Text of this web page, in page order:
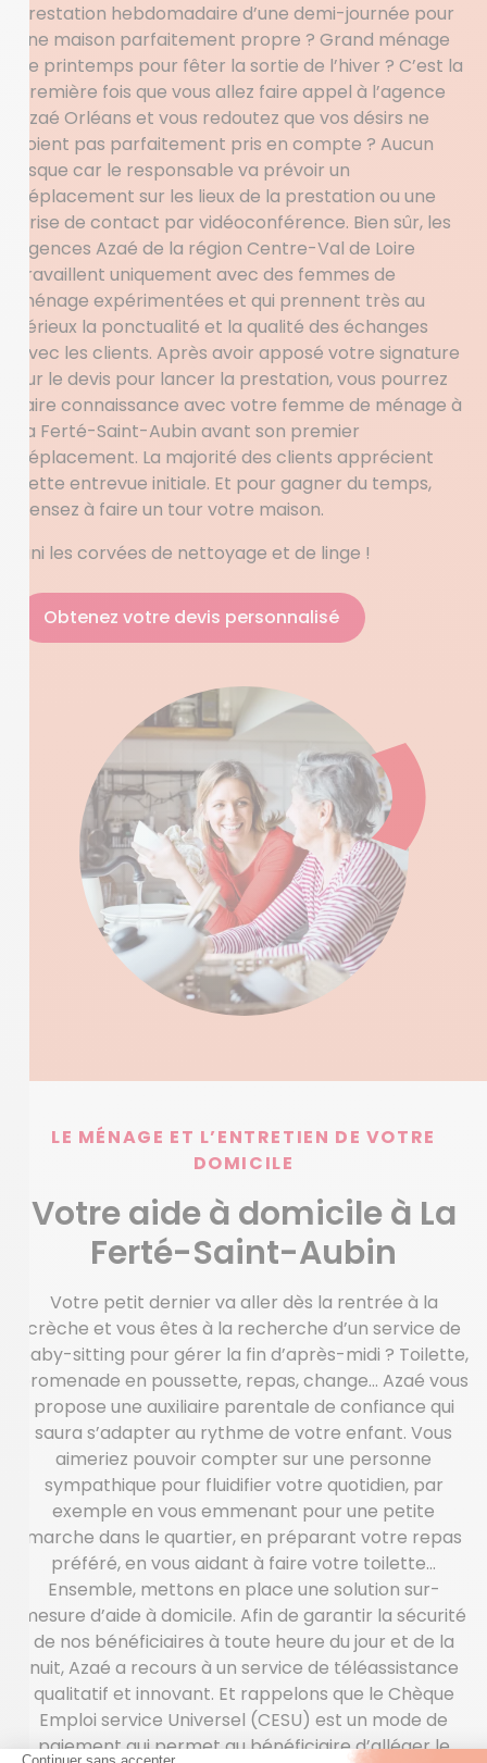
Prestation hebdomadaire d’une demi-journée pour
une maison parfaitement propre ? Grand ménage
de printemps pour fêter la sortie de l’hiver ? C’est la
première fois que vous allez faire appel à l’agence
Azaé Orléans et vous redoutez que vos désirs ne
soient pas parfaitement pris en compte ? Aucun
risque car le responsable va prévoir un
déplacement sur les lieux de la prestation ou une
prise de contact par vidéoconférence. Bien sûr, les
agences Azaé de la région Centre-Val de Loire
travaillent uniquement avec des femmes de
ménage expérimentées et qui prennent très au
sérieux la ponctualité et la qualité des échanges
avec les clients. Après avoir apposé votre signature
sur le devis pour lancer la prestation, vous pourrez
faire connaissance avec votre femme de ménage à
La Ferté-Saint-Aubin avant son premier
déplacement. La majorité des clients apprécient
cette entrevue initiale. Et pour gagner du temps,
pensez à faire un tour votre maison.
Fini les corvées de nettoyage et de linge !
Obtenez votre devis personnalisé
LE MÉNAGE ET L’ENTRETIEN DE VOTRE
DOMICILE
Votre aide à domicile à La
Ferté-Saint-Aubin
Votre petit dernier va aller dès la rentrée à la
crèche et vous êtes à la recherche d’un service de
baby-sitting pour gérer la fin d’après-midi ? Toilette,
promenade en poussette, repas, change… Azaé vous
propose une auxiliaire parentale de confiance qui
saura s’adapter au rythme de votre enfant. Vous
aimeriez pouvoir compter sur une personne
sympathique pour fluidifier votre quotidien, par
exemple en vous emmenant pour une petite
marche dans le quartier, en préparant votre repas
préféré, en vous aidant à faire votre toilette…
Ensemble, mettons en place une solution sur-
mesure d’aide à domicile. Afin de garantir la sécurité
de nos bénéficiaires à toute heure du jour et de la
nuit, Azaé a recours à un service de téléassistance
qualitatif et innovant. Et rappelons que le Chèque
Emploi service Universel (CESU) est un mode de
paiement qui permet au bénéficiaire d’alléger le